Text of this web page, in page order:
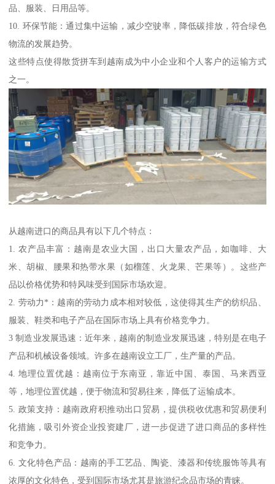
品、服装、日用品等。
10. 环保节能：通过集中运输，减少空驶率，降低碳排放，符合绿色
物流的发展趋势。
这些特点使得散货拼车到越南成为中小企业和个人客户的运输方式
之一。
从越南进口的商品具有以下几个特点：
1. 农产品丰富：越南是农业大国，出口大量农产品，如咖啡、大
米、胡椒、腰果和热带水果（如榴莲、火龙果、芒果等）。这些产
品以价格优势和特风味受到国际市场欢迎。
2. 劳动力*：越南的劳动力成本相对较低，这使得其生产的纺织品、
服装、鞋类和电子产品在国际市场上具有价格竞争力。
3 制造业发展迅速：近年来，越南的制造业发展迅速，特别是在电子
产品和机械设备领域。许多在越南设立工厂，生产量的产品。
4. 地理位置优越：越南位于东南亚，靠近中国、泰国、马来西亚
等，地理位置优越，便于物流和贸易往来，降低了运输成本。
5. 政策支持：越南政府积推动出口贸易，提供税收优惠和贸易便利
化措施，吸引外资企业投资建厂，进一步促进了进口商品的多样性
和竞争力。
6. 文化特色产品：越南的手工艺品、陶瓷、漆器和传统服饰等具有
浓厚的文化特色，受到国际市场尤其是旅游纪念品市场的青睐。